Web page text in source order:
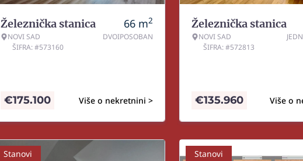
Železnička stanica
NOVI SAD
ŠIFRA: #573160
66 m2
DVOIPOSOBAN
Više o nekretnini >
€175.100
Železnička stanica
NOVI SAD
ŠIFRA: #572813
Više o
€135.960
Stanovi Stanovi